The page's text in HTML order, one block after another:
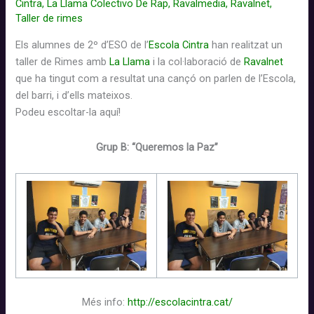
Drassanes
Casal
de
Barri
Folch
i
Cintra, La Llama Colectivo De Rap, Ravalmedia, Ravalnet,
Taller de rimes
Els alumnes de 2º d’ESO de l’Escola Cintra han realitzat un
taller de Rimes ambLa Llama i la col·laboració deRavalnet
que ha tingut com a resultatunacançó on parlen de l’Escola,
del barri, i d’ells mateixos.
Podeuescoltar-la aquí!
Grup B: “Queremos la Paz”
Més info: http://escolacintra.cat/